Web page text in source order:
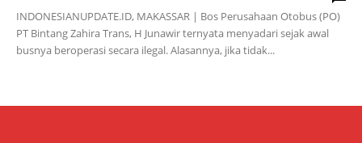
INDONESIANUPDATE.ID, MAKASSAR | Bos Perusahaan Otobus (PO)
PT Bintang Zahira Trans, H Junawir ternyata menyadari sejak awal
busnya beroperasi secara ilegal. Alasannya, jika tidak...